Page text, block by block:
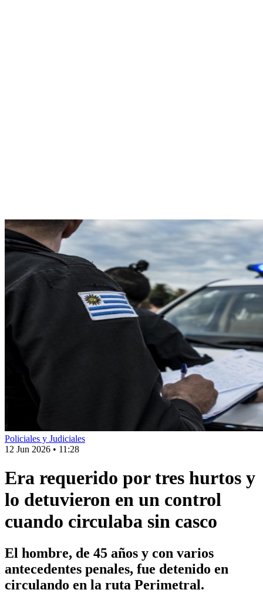
Policiales y Judiciales
12 Jun 2026 • 11:28
Era requerido por tres hurtos y
lo detuvieron en un control
cuando circulaba sin casco
El hombre, de 45 años y con varios
antecedentes penales, fue detenido en
circulando en la ruta Perimetral.